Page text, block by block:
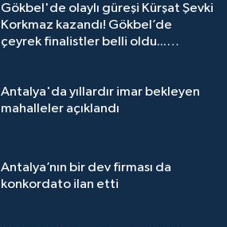
Gökbel'de olaylı güreşi Kürşat Şevki
Korkmaz kazandı! Gökbel’de
çeyrek finalistler belli oldu...
Antalya'da yıllardır imar bekleyen
mahalleler açıklandı
Antalya’nın bir dev firması da
konkordato ilan etti